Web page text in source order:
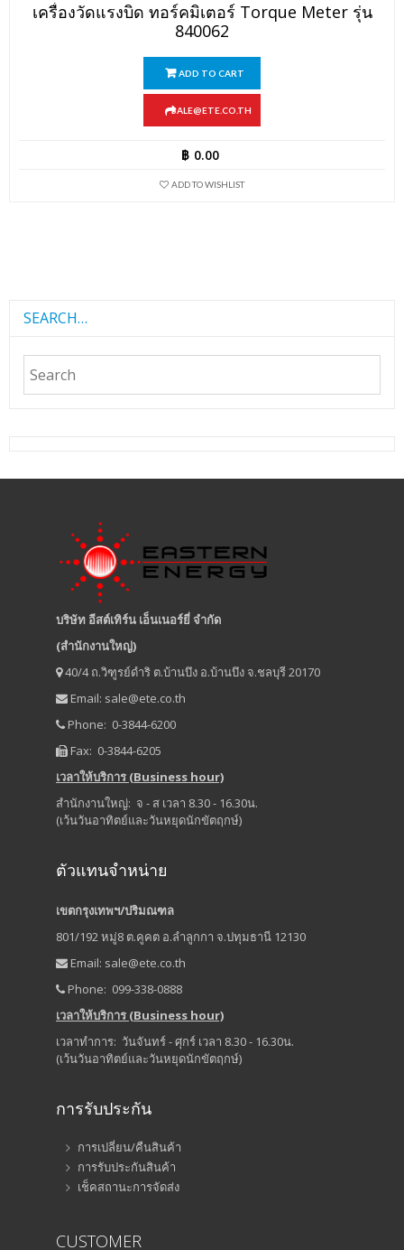
เครื่องวัดแรงบิด ทอร์คมิเตอร์ Torque Meter รุ่น
840062
ADD TO CART
SALE@ETE.CO.TH
฿ 0.00
ADD TO WISHLIST
SEARCH…
บริษัท อีสต์เทิร์น เอ็นเนอร์ยี่ จำกัด
(สำนักงานใหญ่)
40/4 ถ.วิฑูรย์ดำริ ต.บ้านบึง อ.บ้านบึง จ.ชลบุรี 20170
Email: sale@ete.co.th
Phone: 0-3844-6200
Fax: 0-3844-6205
เวลาให้บริการ (Business hour)
สำนักงานใหญ่: จ - ส เวลา 8.30 - 16.30น.
(เว้นวันอาทิตย์และวันหยุดนักขัตฤกษ์)
ตัวแทนจำหน่าย
เขตกรุงเทพฯ/ปริมณฑล
801/192 หมู่8 ต.คูคต อ.ลำลูกกา จ.ปทุมธานี 12130
Email: sale@ete.co.th
Phone: 099-338-0888
เวลาให้บริการ (Business hour)
เวลาทำการ: วันจันทร์ - ศุกร์ เวลา 8.30 - 16.30น.
(เว้นวันอาทิตย์และวันหยุดนักขัตฤกษ์)
การรับประกัน
การเปลี่ยน/คืนสินค้า
การรับประกันสินค้า
เช็คสถานะการจัดส่ง
CUSTOMER